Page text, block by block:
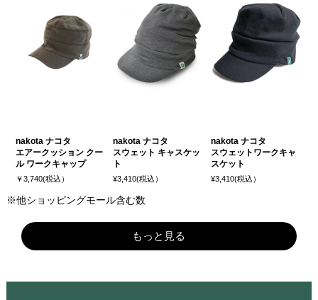
nakota ナコタ
エアークッション クー
ル ワークキャップ
￥3,740(税込）
nakota ナコタ
スウェット キャスケッ
ト
¥3,410(税込）
nakota ナコタ
スウェットワークキャ
スケット
¥3,410(税込）
※他ショッピングモール含む数
もっと見る